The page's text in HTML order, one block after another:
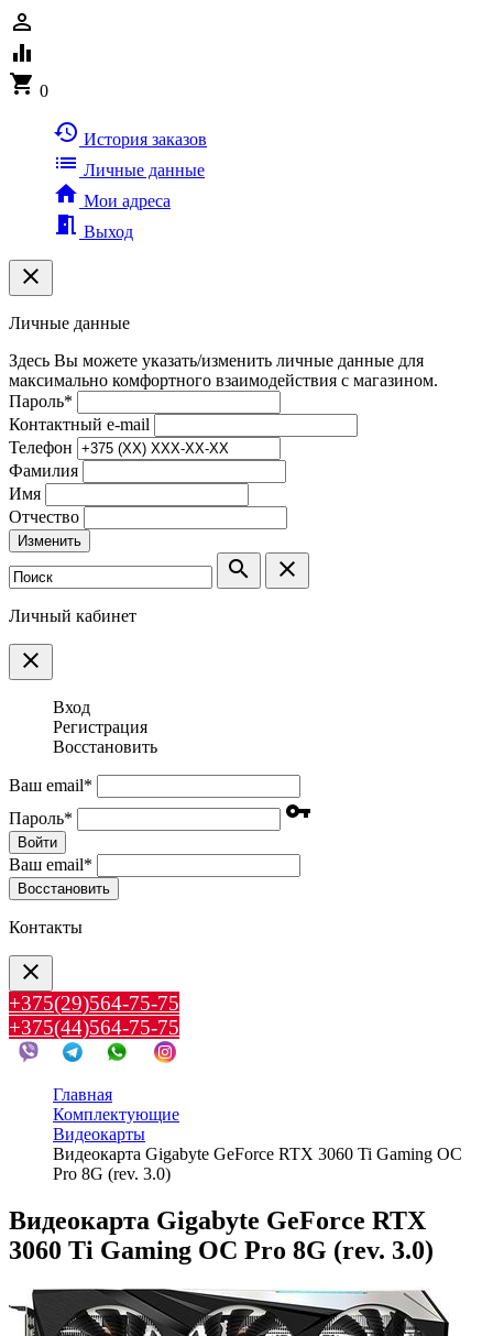
person_outline
equalizer
shopping_cart 0
history История заказов
list Личные данные
home Мои адреса
meeting_room Выход
clear
Личные данные
Здесь Вы можете указать/изменить личные данные для
максимально комфортного взаимодействия с магазином.
Пароль*
Контактный e-mail
Телефон
Фамилия
Имя
Отчество
Изменить
search clear
Личный кабинет
clear
Вход
Регистрация
Восстановить
Ваш email*
Пароль* vpn_key
Войти
Ваш email*
Воcстановить
Контакты
clear
+375(29)564-75-75
+375(44)564-75-75
Главная
Комплектующие
Видеокарты
Видеокарта Gigabyte GeForce RTX 3060 Ti Gaming OC
Pro 8G (rev. 3.0)
Видеокарта Gigabyte GeForce RTX
3060 Ti Gaming OC Pro 8G (rev. 3.0)